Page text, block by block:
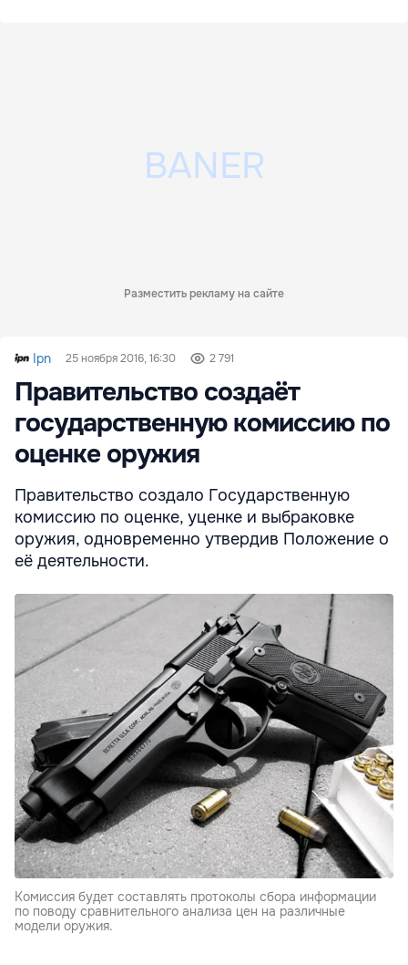
Разместить рекламу на сайте
Ipn 25 ноября 2016, 16:30 2 791
Правительство создаёт
государственную комиссию по
оценке оружия
Правительство создало Государственную
комиссию по оценке, уценке и выбраковке
оружия, одновременно утвердив Положение о
её деятельности.
Комиссия будет составлять протоколы сбора информации
по поводу сравнительного анализа цен на различные
модели оружия.